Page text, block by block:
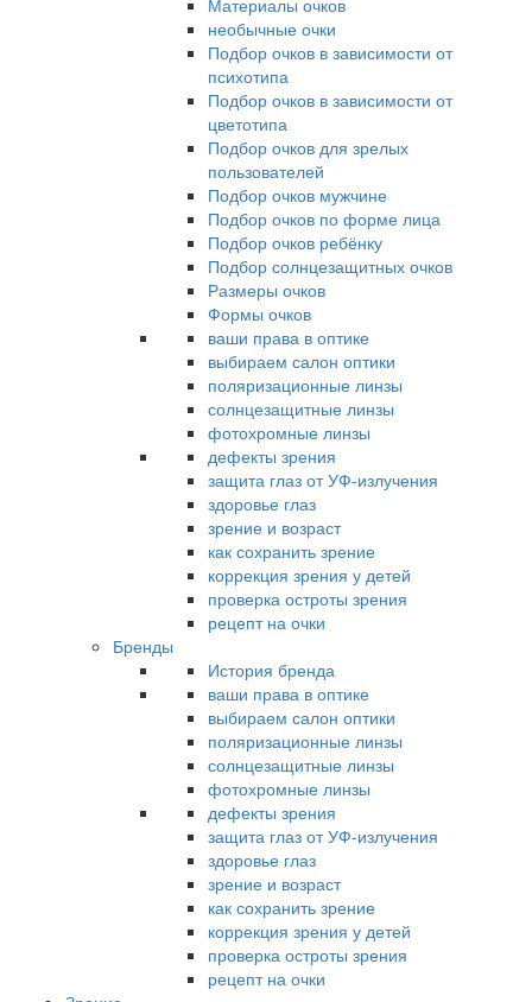
Материалы очков
необычные очки
Подбор очков в зависимости от
психотипа
Подбор очков в зависимости от
цветотипа
Подбор очков для зрелых
пользователей
Подбор очков мужчине
Подбор очков по форме лица
Подбор очков ребёнку
Подбор солнцезащитных очков
Размеры очков
Формы очков
ваши права в оптике
выбираем салон оптики
поляризационные линзы
солнцезащитные линзы
фотохромные линзы
дефекты зрения
защита глаз от УФ-излучения
здоровье глаз
зрение и возраст
как сохранить зрение
коррекция зрения у детей
проверка остроты зрения
рецепт на очки
Бренды
История бренда
ваши права в оптике
выбираем салон оптики
поляризационные линзы
солнцезащитные линзы
фотохромные линзы
дефекты зрения
защита глаз от УФ-излучения
здоровье глаз
зрение и возраст
как сохранить зрение
коррекция зрения у детей
проверка остроты зрения
рецепт на очки